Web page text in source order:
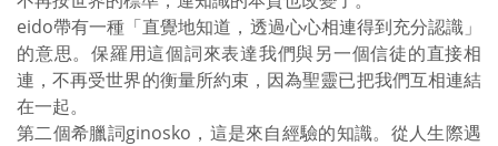
eido帶有一種「直覺地知道，透過心心相連得到充分認識」
的意思。保羅用這個詞來表達我們與另一個信徒的直接相
連，不再受世界的衡量所約束，因為聖靈已把我們互相連結
在一起。
第二個希臘詞ginosko，這是來自經驗的知識。從人生際遇